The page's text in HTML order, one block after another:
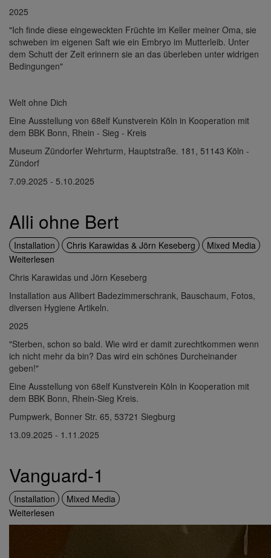
2025
"Ich finde diese eingeweckten Früchte im Keller meiner Oma, sie
schweben im eigenen Saft wie ein Embryo im Mutterleib. Unter
dem Schutt der Zeit erinnern sie an das überleben unter widrigen
Bedingungen"
Welt ohne Dich
Eine Ausstellung von 68elf Kunstverein Köln in Kooperation mit
dem BBK Bonn, Rhein - Sieg - Kreis
Museum Zündorfer Wehrturm, Hauptstraße. 181, 51143 Köln -
Zündorf
7.09.2025 - 5.10.2025
Alli ohne Bert
Installation Chris Karawidas & Jörn Keseberg
Mixed Media
Weiterlesen
Alli
ohne
Bert
Chris Karawidas und Jörn Keseberg
Installation aus Allibert Badezimmerschrank, Bauschaum, Fotos,
diversen Hygiene Artikeln.
2025
"Sterben, schon so bald. Wie wird er damit zurechtkommen wenn
ich nicht mehr da bin? Das wird ein schönes Durcheinander
geben!"
Eine Ausstellung von 68elf Kunstverein Köln in Kooperation mit
dem BBK Bonn, Rhein-Sieg Kreis.
Pumpwerk, Bonner Str. 65, 53721 Siegburg
13.09.2025 - 1.11.2025
Vanguard-1
Installation
Mixed Media
Weiterlesen
Vanguard-